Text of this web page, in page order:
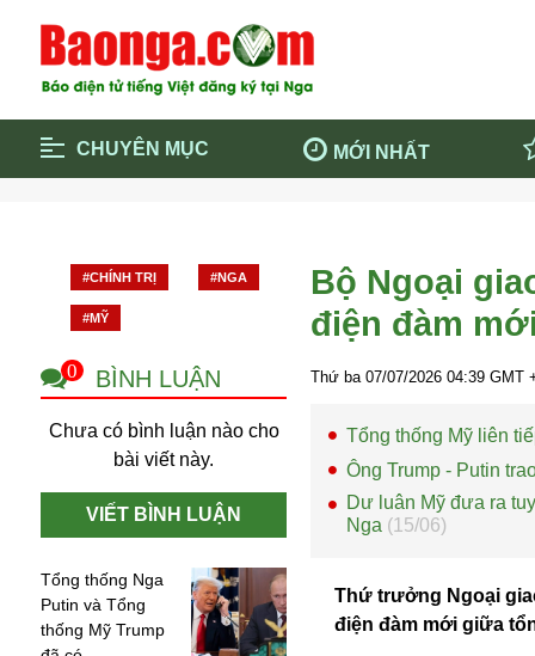
CHUYÊN MỤC MỚI NHẤT
Cộng đồng
Thông
Cuộc sống quanh ta
Khám
Quảng cáo
#CHÍNH TRỊ #NGA
#MỸ
0 BÌNH LUẬN
Chưa có bình luận nào cho
bài viết này.
VIẾT BÌNH LUẬN
Tổng thống Nga
Putin và Tổng
thống Mỹ Trump
Bộ Ngoại
điện đàm
Thứ ba 07/07/2026 04:39 GMT
Tổng thống Mỹ liên
Ông Trump - Putin
Dư luân Mỹ đưa ra
Nga (15/06)
Thứ trưởng Ngoại
điện đàm mới giữa